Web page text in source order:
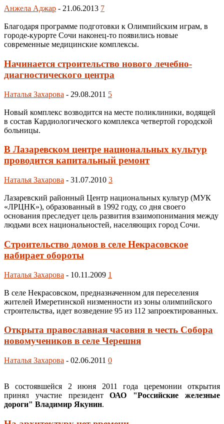
Анжела Аджар - 21.06.2013 7
Благодаря программе подготовки к Олимпийским играм, в
городе-курорте Сочи наконец-то появились новые
современные медицинские комплексы.
Начинается строительство нового лечебно-
диагностического центра
Наталья Захарова - 29.08.2011 5
Новый комплекс возводится на месте поликлиники, водящей
в состав Кардиологического комплекса четвертой городской
больницы.
В Лазаревском центре национальных культур
проводится капитальный ремонт
Наталья Захарова - 31.07.2010 3
Лазаревский районный Центр национальных культур (МУК
«ЛРЦНК»), образованный в 1992 году, со дня своего
основания преследует цель развития взаимопонимания между
людьми всех национальностей, населяющих город Сочи.
Строительство домов в селе Некрасовское
набирает обороты
Наталья Захарова - 10.11.2009 1
В селе Некрасовском, предназначенном для переселения
жителей Имеретинской низменности из зоны олимпийского
строительства, идет возведение 95 из 112 запроектированных.
Открыта православная часовня в честь Собора
новомучеников в селе Черешня
Наталья Захарова - 02.06.2011 0
В состоявшейся 2 июня 2011 года церемонии открытия
принял участие президентОАО "Российские железные
дороги" Владимир Якунин.